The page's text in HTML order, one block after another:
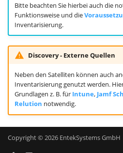
Bitte beachten Sie hierbei auch die
Funktionsweise und die
Inventarisierung.
Discovery - Externe Quellen
Neben den Satelliten können auch
Inventarisierung genutzt werden.
Grundlagen z. B. für Intune, Jamf
Relution notwendig.
Copyright © 2026 EntekSystems GmbH